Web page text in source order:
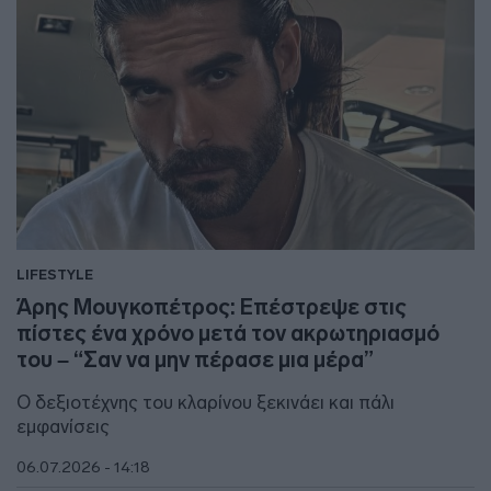
LIFESTYLE
Άρης Μουγκοπέτρος: Επέστρεψε στις
πίστες ένα χρόνο μετά τον ακρωτηριασμό
του – “Σαν να μην πέρασε μια μέρα”
Ο δεξιοτέχνης του κλαρίνου ξεκινάει και πάλι
εμφανίσεις
06.07.2026 - 14:18